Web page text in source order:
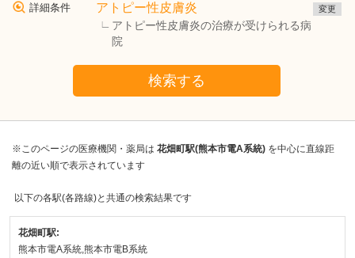
詳細条件 アトピー性皮膚炎
アトピー性皮膚炎の治療が受けられる病
院
変更
検索する
※このページの医療機関・薬局は 花畑町駅(熊本市電A系統) を中心に直線距
離の近い順で表示されています
以下の各駅(各路線)と共通の検索結果です
花畑町駅:
熊本市電A系統,熊本市電B系統